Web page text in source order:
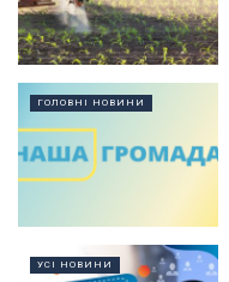
ГОЛОВНІ НОВИНИ
УСІ НОВИНИ